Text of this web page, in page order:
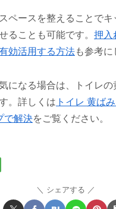
ペースを整えることで
ることも可能です。 押入
効活用する方法も参考に
になる場合は、トイレ
。詳しくは トイレ 黄ば
で解決をご覧ください。
シェアする